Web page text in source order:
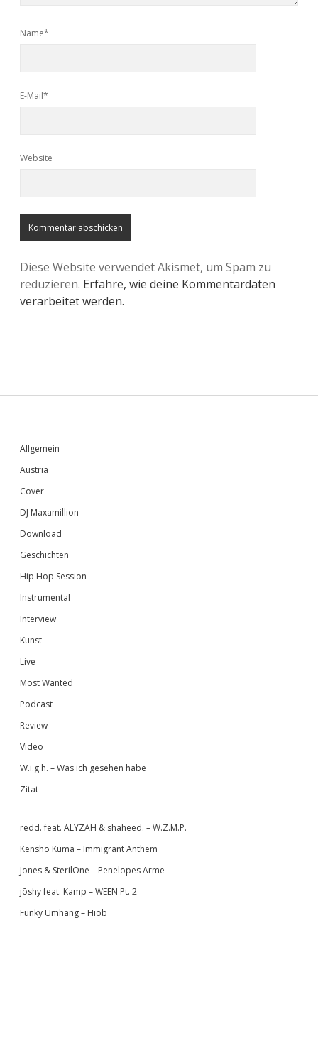
Name*
E-Mail*
Website
Diese Website verwendet Akismet, um Spam zu
reduzieren. Erfahre, wie deine Kommentardaten
verarbeitet werden.
Sidebar
Allgemein
Austria
Cover
DJ Maxamillion
Download
Geschichten
Hip Hop Session
Instrumental
Interview
Kunst
Live
Most Wanted
Podcast
Review
Video
W.i.g.h. – Was ich gesehen habe
Zitat
redd. feat. ALYZAH & shaheed. – W.Z.M.P.
Kensho Kuma – Immigrant Anthem
Jones & SterilOne – Penelopes Arme
jōshy feat. Kamp – WEEN Pt. 2
Funky Umhang – Hiob